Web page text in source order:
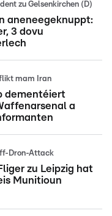
zu Gelsenkirchen (D)
aneneegeknuppt:
3 dovu
mam Iran
dementéiert
a
Dron-Attack
zu Leipzig hat
Munitioun